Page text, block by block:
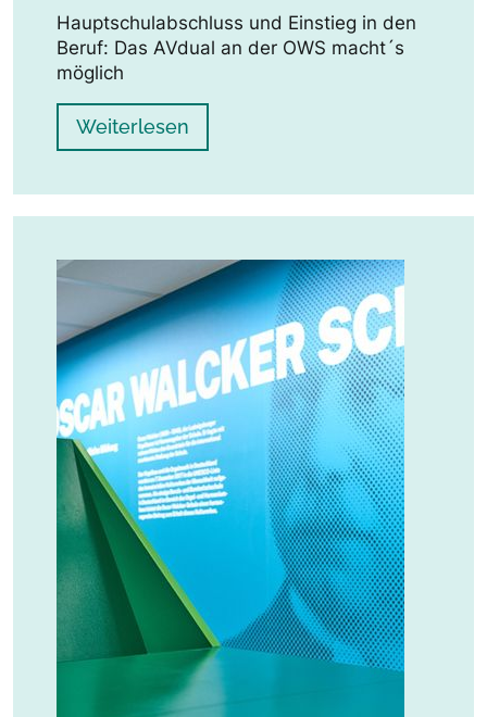
Hauptschulabschluss und Einstieg in den
Beruf: Das AVdual an der OWS macht´s
möglich
Weiterlesen